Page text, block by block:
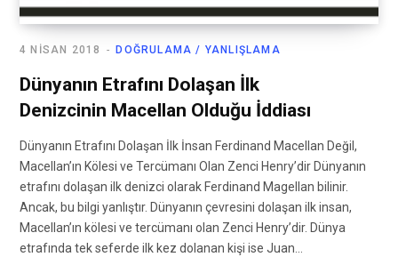
DOĞRULAMA / YANLIŞLAMA
4 NISAN 2018
Dünyanın Etrafını Dolaşan İlk
Denizcinin Macellan Olduğu İddiası
Dünyanın Etrafını Dolaşan İlk İnsan Ferdinand Macellan Değil,
Macellan’ın Kölesi ve Tercümanı Olan Zenci Henry’dir Dünyanın
etrafını dolaşan ilk denizci olarak Ferdinand Magellan bilinir.
Ancak, bu bilgi yanlıştır. Dünyanın çevresini dolaşan ilk insan,
Macellan’ın kölesi ve tercümanı olan Zenci Henry’dir. Dünya
etrafında tek seferde ilk kez dolanan kişi ise Juan…